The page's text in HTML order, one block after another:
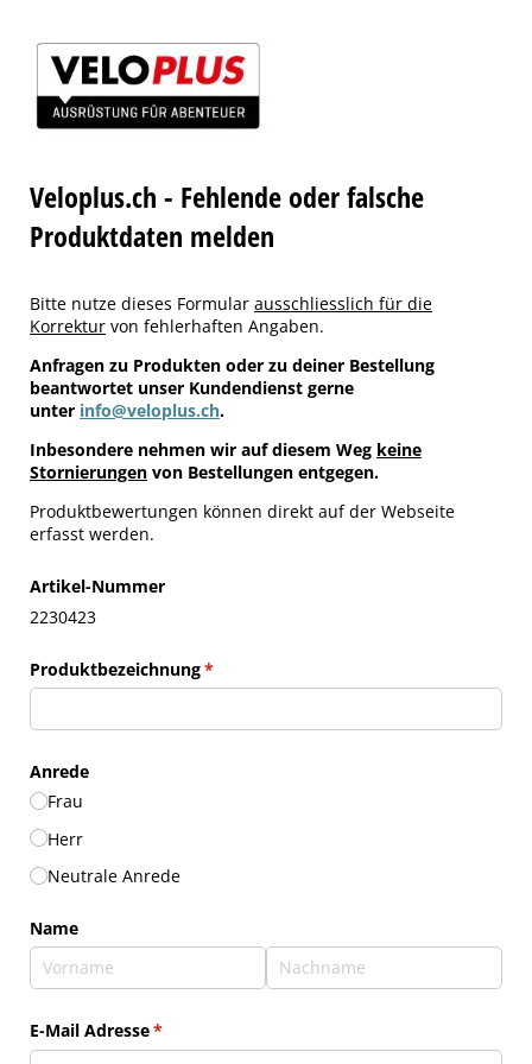
Veloplus.ch - Fehlende oder falsche
Produktdaten melden
Bitte nutze dieses Formular ausschliesslich für die
Korrektur von fehlerhaften Angaben.
Anfragen zu Produkten oder zu deiner Bestellung
beantwortet unser Kundendienst gerne
unter info@veloplus.ch.
Inbesondere nehmen wir auf diesem Weg keine
Stornierungen von Bestellungen entgegen.
Produktbewertungen können direkt auf der Webseite
erfasst werden.
Artikel-Nummer
2230423
Produktbezeichnung*
(erforderlich)
Anrede
Frau
Herr
Neutrale Anrede
Name
E-Mail Adresse*
(erforderlich)